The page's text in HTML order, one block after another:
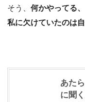
そう、 何かやってる
私に欠けていたのは
あた
に聞